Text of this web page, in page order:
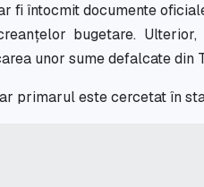
fi întocmit documente
bugetare.
unor sume defalcate din
primarul este cercetat în